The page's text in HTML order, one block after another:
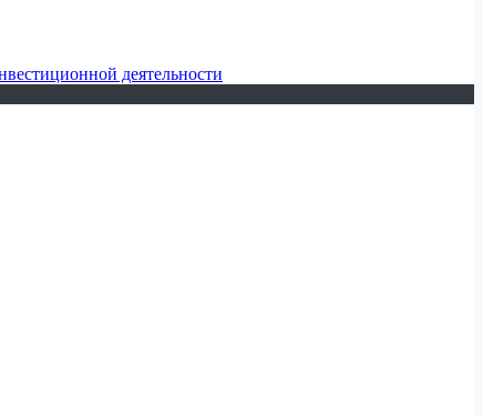
деятельности